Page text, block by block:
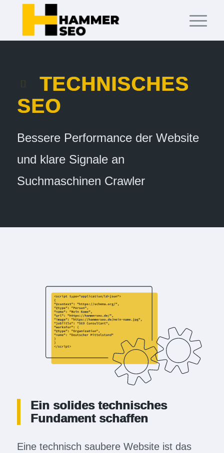
TECHNISCHES
SEO
Bessere Performance der Website
und klare Signale an
Suchmaschinen Crawler
Ein solides technisches
Fundament schaffen
Eine technisch saubere Website ist das